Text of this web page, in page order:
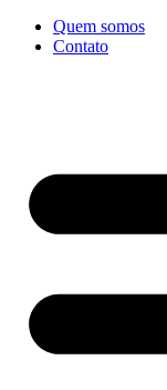
Quem somos
Contato